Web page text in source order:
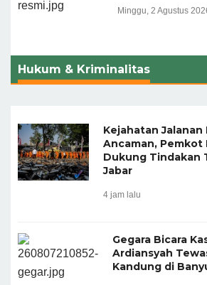
Minggu, 2 Agustus
Hukum & Kriminalitas
Kejahatan Jalanan
Ancaman, Pemkot
Dukung Tindakan
Jabar
4 jam lalu
Gegara Bicara
Ardiansyah
Kandung di